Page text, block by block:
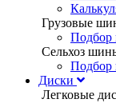
Грузовые
Подбор
Сельхоз
Подбор
Диски
Легковые